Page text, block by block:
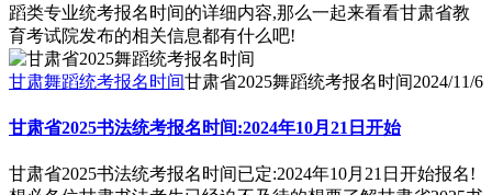
蹈类专业统考报名时间的详细内容,那么一起来看看甘肃省教
育考试院发布的相关信息都有什么吧!
甘肃舞蹈统考报名时间甘肃省2025舞蹈统考报名时间2024/11/6
甘肃省2025书法统考报名时间:2024年10月21日开始
甘肃省2025书法统考报名时间已定:2024年10月21日开始报名!